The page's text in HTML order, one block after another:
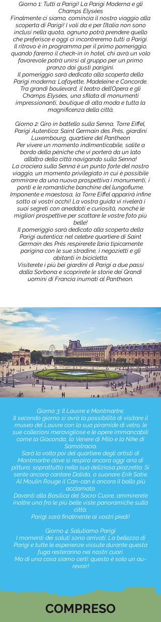
Giorno 1: Tutti a Parigi! La Parigi Moderna e gli
Champs Elysées
Finalmente ci siamo, comincia il nostro viaggio alla
scoperta di Parigi! I voli da e per l’Italia non sono
inclusi nella quota, ognuno potrà prendere quello
che preferisce e oggi ci incontreremo tutti a Parigi.
Il ritrovo è in programma per il primo pomeriggio,
quando faremo il check-in in hotel, chi avrà un volo
favorevole potrà unirsi al gruppo per un primo
pranzo dai gusti parigini.
Il pomeriggio sarà dedicato alla scoperta della
Parigi moderna: Lafayette, Madeleine e Concorde.
Tra grandi boulevard, il teatro dell’Opera e gli
Champs Elysées, una sfilata di monumenti
impressionanti, boutique di alta moda e tutta la
magnificenza della città.
Giorno 2: Giro in battello sulla Senna, Torre Eiffel,
Parigi Autentica: Saint Germain des Prés, giardini
Luxembourg, quartiere del Pantheon
Per vivere un momento indimenticabile, salite a
bordo della péniche che vi porterà da un lato
all’altro della città navigando sulla Senna!
La crociera sulla Senna è un punto forte del nostro
viaggio, un momento privilegiato in cui è possibile
ammirare da una nuova prospettiva i monumenti, i
ponti e le romantiche banchine del lungofiume.
Imponente e maestosa, la Torre Eiffel apparirà infine
sotto ai vostri occhi! La vostra guida vi rivelerà i
suoi segreti con aneddoti e curiosità, nonché le
migliori prospettive per scattare le vostre foto più
belle!
Il pomeriggio sarà dedicato alla scoperta della
Parigi autentica: nel celebre quartiere di Saint
Germain des Prés respirerete l’aria tipicamente
parigina con le sue stradine, i negozietti e gli
abitanti in bicicletta.
Visiterete i più bei giardini di Parigi a due passi
dalla Sorbona e scoprirete le storie dei Grandi
uomini di Francia inumati al Pantheon.
Giorno 3: Il Louvre e Montmartre.
Il secondo giorno si avrà la possibilità di visitare il
museo del Louvre con la sua piramide di vetro, le
sue collezioni meravigliose e le opere immancabili
come la Gioconda, la Venere di Milo e la Nike di
Samotracia.
Sarà la volta poi del quartiere degli artisti di
Montmartre dove si respira ancora oggi aria di
pittura, soprattutto nella sua deliziosa piazzetta. Si
sente ancora cantare Dalida, o suonare Erik Satie.
Al Moulin Rouge il Can-can è ancora il ballo più
acclamato.
Davanti alla Basilica del Sacro Cuore, ammirerete
inoltre una fra le più belle viste panoramiche sulla
città.
Parigi sarà finalmente ai vostri piedi!
Giorno 4: Salutiamo Parigi
I momenti dei saluti sono arrivati. La bellezza di
Parigi e tutte le esperienze vissute durante questa
fuga resteranno nei nostri cuori.
Ma di una cosa siamo certi: questo è solo un au-
revoir!
COMPRESO